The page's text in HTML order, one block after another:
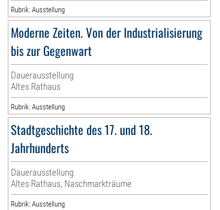
Rubrik: Ausstellung
Moderne Zeiten. Von der Industrialisierung
bis zur Gegenwart
Dauerausstellung
Altes Rathaus
Rubrik: Ausstellung
Stadtgeschichte des 17. und 18.
Jahrhunderts
Dauerausstellung
Altes Rathaus, Naschmarkträume
Rubrik: Ausstellung